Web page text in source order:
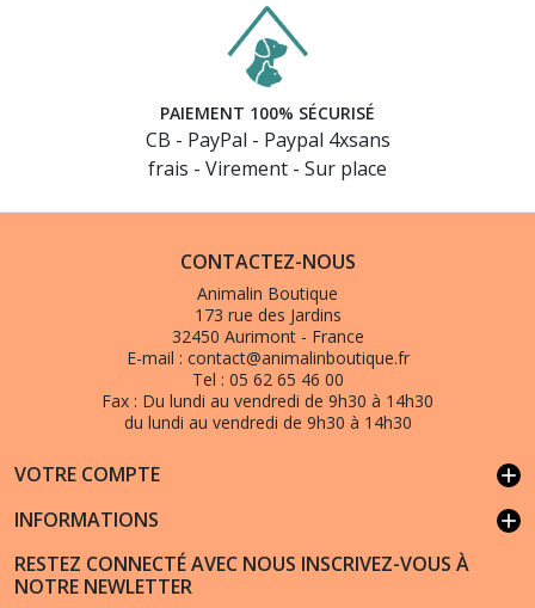
PAIEMENT 100% SÉCURISÉ
CB - PayPal - Paypal 4xsans
frais - Virement - Sur place
CONTACTEZ-NOUS
Animalin Boutique
173 rue des Jardins
32450 Aurimont - France
E-mail : contact@animalinboutique.fr
Tel : 05 62 65 46 00
Fax : Du lundi au vendredi de 9h30 à 14h30
du lundi au vendredi de 9h30 à 14h30
VOTRE COMPTE add
INFORMATIONS add
RESTEZ CONNECTÉ AVEC NOUS INSCRIVEZ-VOUS À
NOTRE NEWLETTER